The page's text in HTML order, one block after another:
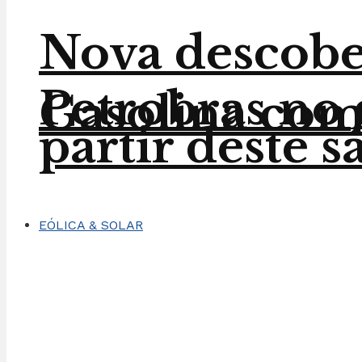
Gasolina
partir deste
EÓLICA & SOLAR
Nova
Petrobras no